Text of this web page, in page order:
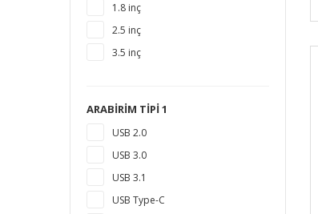
6 TB
8 TB
10 TB
16 TB
18 TB
1,5 TB
14 TB
1.8 inç
2.5 inç
3.5 inç
ARABIRIM TIPI 1
USB 2.0
USB 3.0
USB 3.1
USB Type-C